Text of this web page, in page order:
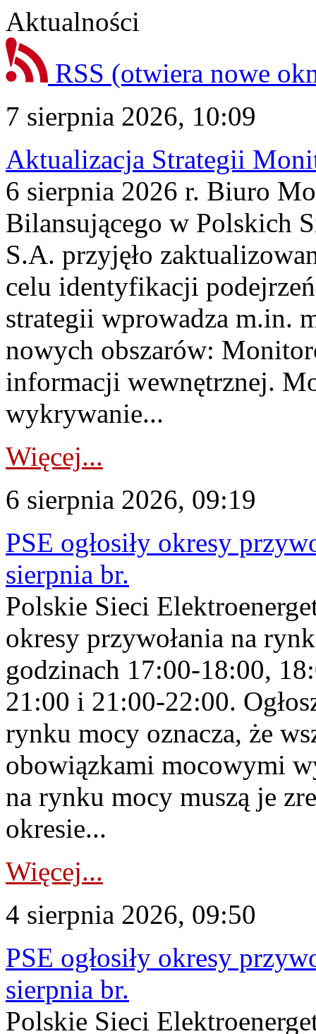
Aktualności
RSS (otwiera nowe
7 sierpnia 2026, 10:09
Aktualizacja Strategii
6 sierpnia 2026 r. Biuro
Bilansującego w Polskich
S.A. przyjęło
celu identyfikacji
strategii wprowadza m.in.
nowych obszarów:
informacji wewnętrznej.
wykrywanie...
Więcej...
6 sierpnia 2026, 09:19
PSE ogłosiły okresy
sierpnia br.
Polskie Sieci
okresy przywołania na
godzinach 17:00-18:00,
21:00 i 21:00-22:00.
rynku mocy oznacza, że
obowiązkami mocowymi
na rynku mocy muszą je
okresie...
Więcej...
4 sierpnia 2026, 09:50
PSE ogłosiły okresy
sierpnia br.
Polskie Sieci